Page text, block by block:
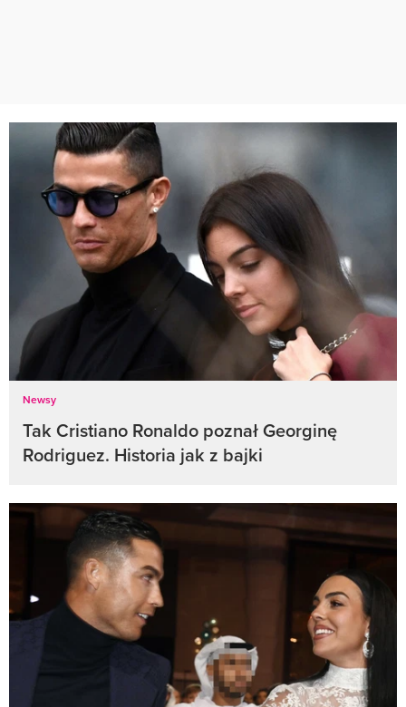
Newsy
Tak Cristiano Ronaldo poznał Georginę
Rodriguez. Historia jak z bajki